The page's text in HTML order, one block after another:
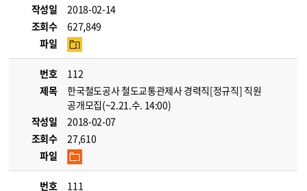
작성일
2018-02-14
조회수
627,849
파일
번호
112
제목
한국철도공사 철도교통관제사 경력직[정규직] 직원
공개모집(~2.21.수. 14:00)
작성일
2018-02-07
조회수
27,610
파일
번호
111